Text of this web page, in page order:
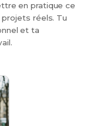
en pratique ce
réels. Tu
et ta